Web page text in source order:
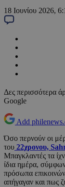
18 Ιουνίου 2026,
Δες περισσότερα
Google
Add
Όσο περνούν οι
του 22χρονου,
Μπαγκλαντές τα
ίδια ημέρα,
πρόσωπα
απήγαγαν και πως